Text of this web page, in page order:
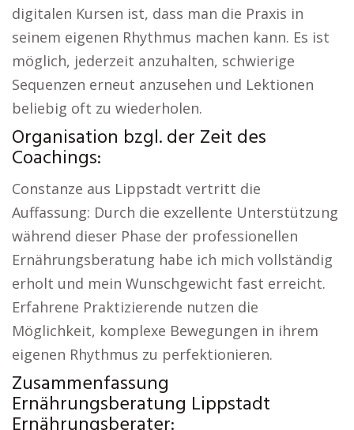
digitalen Kursen ist, dass man die Praxis in
seinem eigenen Rhythmus machen kann. Es ist
möglich, jederzeit anzuhalten, schwierige
Sequenzen erneut anzusehen und Lektionen
beliebig oft zu wiederholen.
Organisation bzgl. der Zeit des
Coachings:
Constanze aus Lippstadt vertritt die
Auffassung: Durch die exzellente Unterstützung
während dieser Phase der professionellen
Ernährungsberatung habe ich mich vollständig
erholt und mein Wunschgewicht fast erreicht.
Erfahrene Praktizierende nutzen die
Möglichkeit, komplexe Bewegungen in ihrem
eigenen Rhythmus zu perfektionieren.
Zusammenfassung
Ernährungsberatung Lippstadt